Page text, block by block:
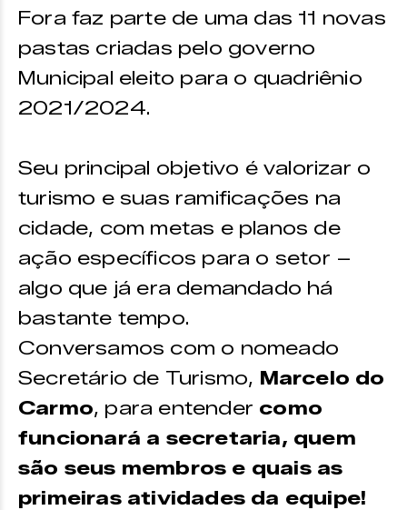
Fora faz parte de uma das 11 novas
pastas criadas pelo governo
Municipal eleito para o quadriênio
2021/2024.
Seu principal objetivo é valorizar o
turismo e suas ramificações na
cidade, com metas e planos de
ação específicos para o setor –
algo que já era demandado há
bastante tempo.
Conversamos com o nomeado
Secretário de Turismo, Marcelo do
Carmo, para entender como
funcionará a secretaria, quem
são seus membros e quais as
primeiras atividades da equipe!